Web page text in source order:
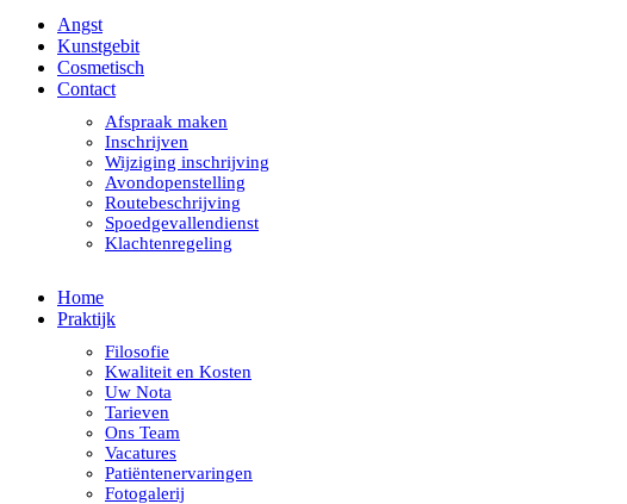
Angst
Kunstgebit
Cosmetisch
Contact
Afspraak maken
Inschrijven
Wijziging inschrijving
Avondopenstelling
Routebeschrijving
Spoedgevallendienst
Klachtenregeling
Home
Praktijk
Filosofie
Kwaliteit en Kosten
Uw Nota
Tarieven
Ons Team
Vacatures
Patiëntenervaringen
Fotogalerij